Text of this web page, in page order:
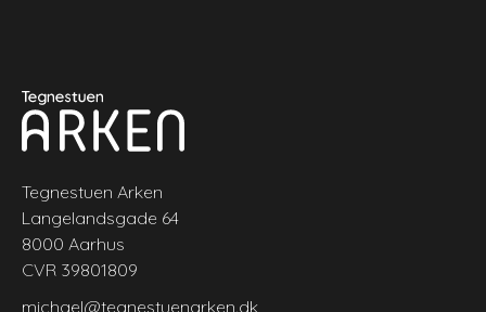
Tegnestuen Arken
Langelandsgade 64
8000 Aarhus
CVR 39801809
michael@tegnestuenarken.dk